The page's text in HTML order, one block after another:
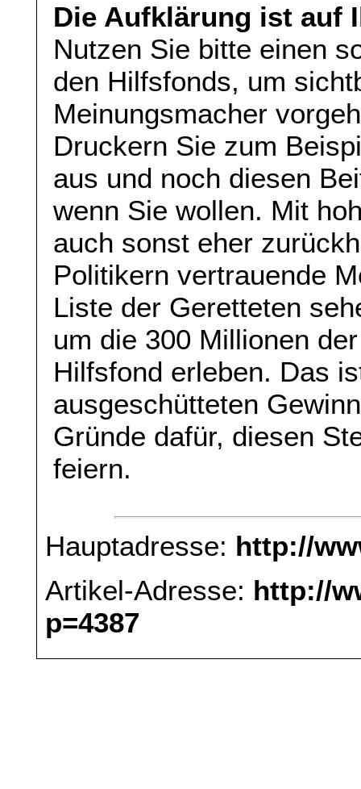
Die Aufklärung ist auf
Nutzen Sie bitte einen
den Hilfsfonds, um
Meinungsmacher
Druckern Sie zum
aus und noch diesen
wenn Sie wollen. Mit
auch sonst eher
Politikern vertrauende
Liste der Geretteten
um die 300 Millionen
Hilfsfond erleben. Das
ausgeschütteten
Gründe dafür, diesen
feiern.
Hauptadresse: http://
Artikel-Adresse: http://
p=4387